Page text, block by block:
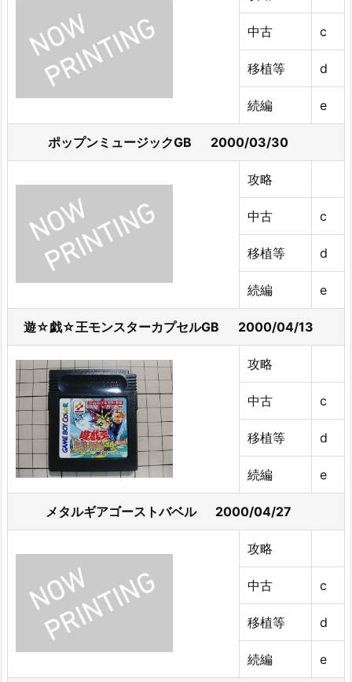
中古 c
移植等 d
続編 e
ポップンミュージックGB 2000/03/30
攻略
中古 c
移植等 d
続編 e
遊☆戯☆王モンスターカプセルGB 2000/04/13
攻略
中古 c
移植等 d
続編 e
メタルギアゴーストバベル 2000/04/27
攻略
中古 c
移植等 d
続編 e